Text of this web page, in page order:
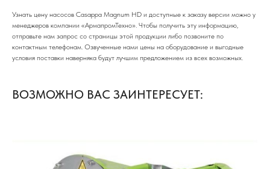
Узнать цену насосов Casappa Magnum HD и доступные к заказу версии можно у
менеджеров компании «АрмапромТехно». Чтобы получить эту информацию,
отправьте нам запрос со страницы этой продукции либо позвоните по
контактным телефонам. Озвученные нами цены на оборудование и выгодные
условия поставки наверняка будут лучшим предложением из всех возможных.
ВОЗМОЖНО ВАС ЗАИНТЕРЕСУЕТ: